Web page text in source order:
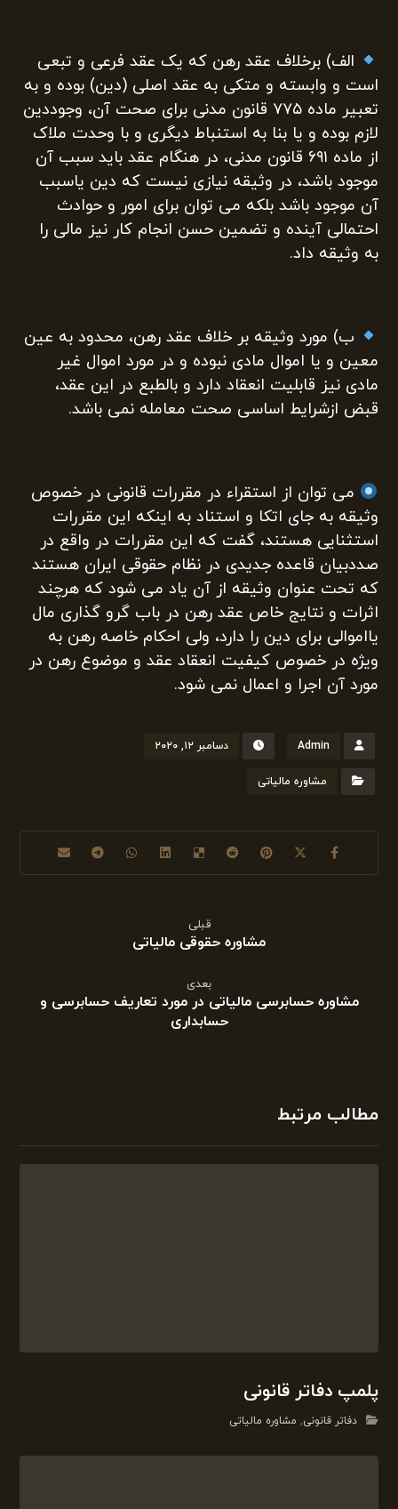
الف) برخلاف عقد رهن که یک عقد فرعی و تبعی
است و وابسته و متکی به عقد اصلی (دین) بوده و به
تعبیر ماده ۷۷۵ قانون مدنی برای صحت آن، وجوددین
لازم بوده و یا بنا به استنباط دیگری و با وحدت ملاک
از ماده ۶۹۱ قانون مدنی، در هنگام عقد باید سبب آن
موجود باشد، در وثيقه نیازی نیست که دین یاسبب
آن موجود باشد بلکه می توان برای امور و حوادث
احتمالی آینده و تضمین حسن انجام کار نیز مالی را
به وثیقه داد.
ب) مورد وثيقه بر خلاف عقد رهن، محدود به عین
معین و یا اموال مادی نبوده و در مورد اموال غیر
مادی نیز قابلیت انعقاد دارد و بالطبع در این عقد،
قبض ازشرایط اساسی صحت معامله نمی باشد.
می توان از استقراء در مقررات قانونی در خصوص
وثيقه به جای اتکا و استناد به اینکه این مقررات
استثنایی هستند، گفت که این مقررات در واقع در
صددبیان قاعده جدیدی در نظام حقوقی ایران هستند
که تحت عنوان وثیقه از آن یاد می شود که هرچند
اثرات و نتایج خاص عقد رهن در باب گرو گذاری مال
یااموالی برای دین را دارد، ولی احکام خاصه رهن به
ویژه در خصوص کیفیت انعقاد عقد و موضوع رهن در
مورد آن اجرا و اعمال نمی شود.
Admin دسامبر ۱۲, ۲۰۲۰
مشاوره مالیاتی
قبلی
مشاوره حقوقی مالیاتی
بعدی
مشاوره حسابرسی مالیاتی در مورد تعاریف حسابرسی و
حسابداری
مطالب مرتبط
پلمپ دفاتر قانونی
دفاتر قانونی, مشاوره مالیاتی